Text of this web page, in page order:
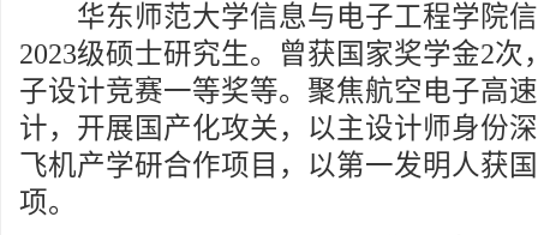
华东师范大学信息与电子工程学院信
2023级硕士研究生。曾获国家奖学金2次
子设计竞赛一等奖等。聚焦航空电子高
计，开展国产化攻关，以主设计师身份
飞机产学研合作项目，以第一发明人获
项。